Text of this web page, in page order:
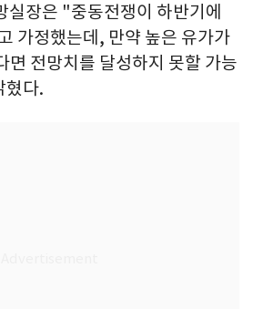
실장은 "중동전쟁이 하반기에
가정했는데, 만약 높은 유가가
면 전망치를 달성하지 못할 가능
혔다.